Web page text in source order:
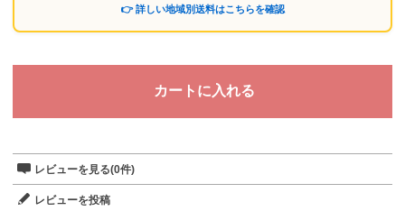
👉 詳しい地域別送料はこちらを確認
レビューを見る(0件)
レビューを投稿